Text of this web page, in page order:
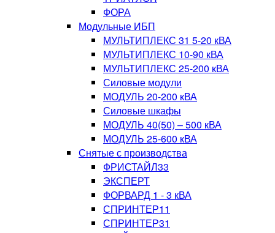
ФОРА
Модульные ИБП
МУЛЬТИПЛЕКС 31 5-20 кВА
МУЛЬТИПЛЕКС 10-90 кВА
МУЛЬТИПЛЕКС 25-200 кВА
Силовые модули
МОДУЛЬ 20-200 кВА
Силовые шкафы
МОДУЛЬ 40(50) – 500 кВА
МОДУЛЬ 25-600 кВА
Снятые с производства
ФРИСТАЙЛ33
ЭКСПЕРТ
ФОРВАРД 1 - 3 кВА
СПРИНТЕР11
СПРИНТЕР31